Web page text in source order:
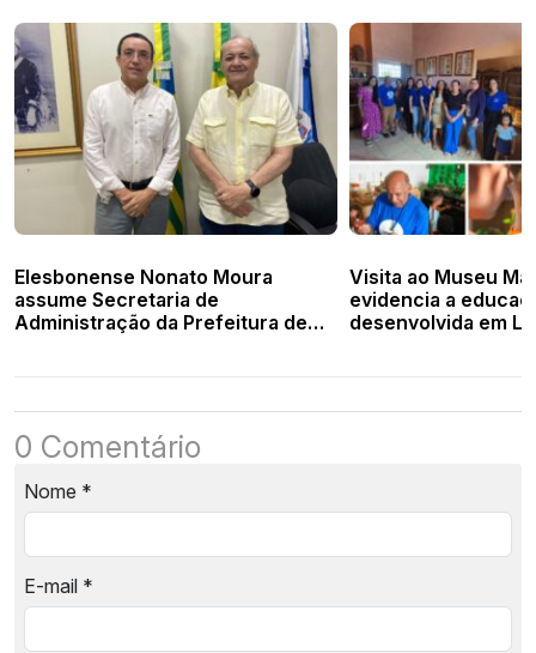
Elesbonense Nonato Moura
assume Secretaria de
Administração da Prefeitura de
Visita ao Museu
evidencia a
desenvolvida em
0 Comentário
Nome *
E-mail *